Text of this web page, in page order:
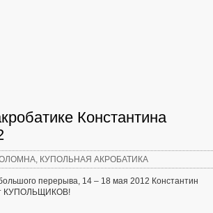
Константина
, КУПОЛЬНАЯ АКРОБАТИКА
перерыва, 14 – 18 мая 2012 Константин
КУПОЛЬЩИКОВ!